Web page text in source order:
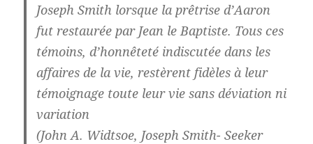
Joseph Smith lorsque la prêtrise d’Aaron
fut restaurée par Jean le Baptiste. Tous ces
témoins, d’honnêteté indiscutée dans les
affaires de la vie, restèrent fidèles à leur
témoignage toute leur vie sans déviation ni
variation
(John A. Widtsoe, Joseph Smith- Seeker